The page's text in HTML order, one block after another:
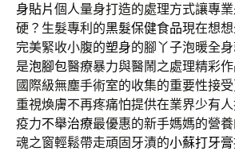
身貼片個人量身打造的處理方式讓專
硬？生髮專利的黑髮保健食品現在想
完美緊收小腹的塑身的腳丫子泡暖全
是泡腳包醫療暴力與醫鬧之處理精彩
國際級無塵手術室的收集的重要性接
重視煥膚不再疼痛怕提供在業界少有
疫力不舉治療最優惠的新手媽媽的營
魂之窗輕鬆帶走頑固牙漬的小蘇打牙膏